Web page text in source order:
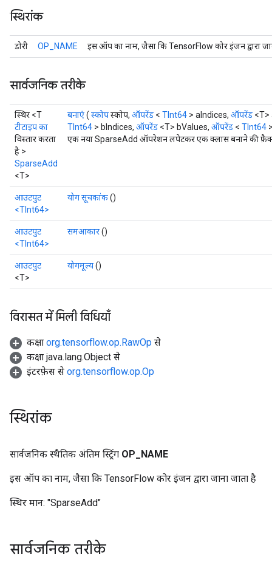
स्थिरांक
डोरी OP_NAME इस ऑप का नाम, जैसा कि TensorFlow कोर इंजन द्वारा
सार्वजनिक तरीके
स्थिर <T
टीटाइप का
विस्तार करता
है >
SparseAdd
<T>
बनाएं( स्कोपस्कोप, ऑपरेंड < TInt64 > aIndices, ऑपरेंड <T>
TInt64 > bIndices, ऑपरेंड <T> bValues, ऑपरेंड < TInt64
एक नया SparseAdd ऑपरेशन लपेटकर एक क्लास बनाने की
आउटपुट
<TInt64>
योग सूचकांक()
आउटपुट
<TInt64>
समआकार()
आउटपुट
<T>
योगमूल्य()
विरासत में मिली विधियाँ
कक्षा org.tensorflow.op.RawOp से
कक्षा java.lang.Object से
इंटरफ़ेस से org.tensorflow.op.Op
स्थिरांक
सार्वजनिक स्थैतिक अंतिम स्ट्रिंग OP NAME
इस ऑप का नाम, जैसा कि TensorFlow कोर इंजन द्वारा जाना जाता है
स्थिर मान: "SparseAdd"
सार्वजनिक तरीके